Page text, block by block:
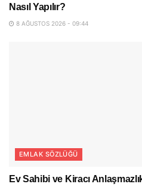
Nasıl Yapılır?
8 AĞUSTOS 2026 - 09:44
EMLAK SÖZLÜĞÜ
Ev Sahibi ve Kiracı